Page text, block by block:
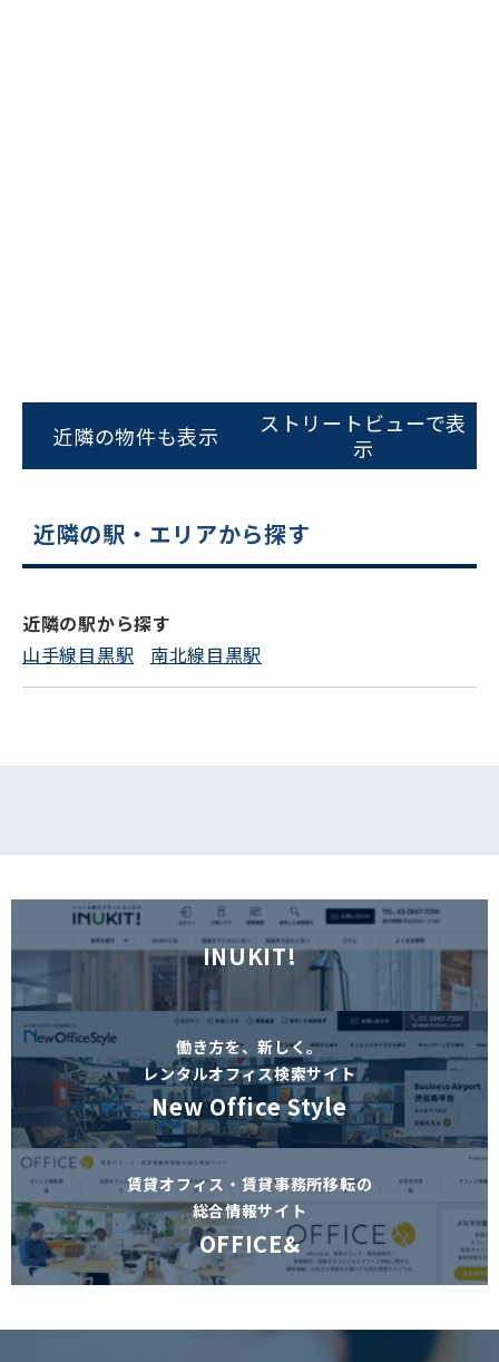
0120-620-213
電話でお問い合わせ
近隣の物件も表示
ストリートビューで表
示
近隣の駅・エリアから探す
近隣の駅から探す
山手線目黒駅
南北線目黒駅
INUKIT!
働き方を、新しく。
レンタルオフィス検索サイト
New Office Style
賃貸オフィス・賃貸事務所移転の
総合情報サイト
OFFICE&